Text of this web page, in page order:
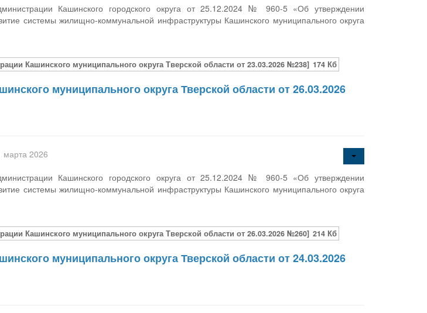
Кашинского городского округа от 25.12.2024 № 960-5 «Об утверждении
системы жилищно-коммунальной инфраструктуры Кашинского муниципального округа
Кашинского муниципального округа Тверской области от 23.03.2026 №238] 174 Кб
муниципального округа Тверской области от 26.03.2026
марта 2026
Кашинского городского округа от 25.12.2024 № 960-5 «Об утверждении
системы жилищно-коммунальной инфраструктуры Кашинского муниципального округа
Кашинского муниципального округа Тверской области от 26.03.2026 №260] 214 Кб
муниципального округа Тверской области от 24.03.2026